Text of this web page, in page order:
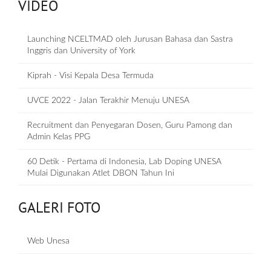
VIDEO
Launching NCELTMAD oleh Jurusan Bahasa dan Sastra
Inggris dan University of York
Kiprah - Visi Kepala Desa Termuda
UVCE 2022 - Jalan Terakhir Menuju UNESA
Recruitment dan Penyegaran Dosen, Guru Pamong dan
Admin Kelas PPG
60 Detik - Pertama di Indonesia, Lab Doping UNESA
Mulai Digunakan Atlet DBON Tahun Ini
GALERI FOTO
Web Unesa